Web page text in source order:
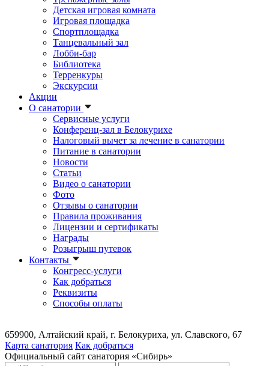
Детская игровая комната
Игровая площадка
Спортплощадка
Танцевальный зал
Лобби-бар
Библиотека
Терренкуры
Экскурсии
Акции
О санатории
Сервисные услуги
Конференц-зал в Белокурихе
Налоговый вычет за лечение в санатории
Питание в санатории
Новости
Статьи
Видео о санатории
Фото
Отзывы о санатории
Правила проживания
Лицензии и сертификаты
Награды
Розыгрыш путевок
Контакты
Конгресс-услуги
Как добраться
Реквизиты
Способы оплаты
659900, Алтайский край, г. Белокуриха, ул. Славского, 67
Карта санатория Как добраться
Официальный сайт санатория «Сибирь»